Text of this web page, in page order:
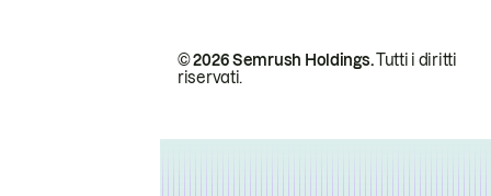
© 2026 Semrush Holdings.Tutti i diritti
riservati.